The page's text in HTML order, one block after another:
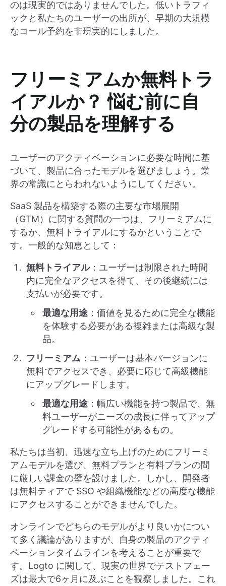
のは現実的ではありませんでした。低いトラフィ
ックと私たちのユーザーの出所が、早期の大規模
なコール予約を非現実的にしました。
フリーミアムか無料トラ
イアルか？ 悩む前に自
分の製品を理解する
ユーザーのアクティベーションに必要な時間に基
づいて、製品に合ったモデルを選びましょう。業
界の常識にとらわれないようにしてください。
SaaS 製品を構築する際の主要な市場展開
（GTM）に関する質問の一つは、フリーミアムに
するか、無料トライアルにするかということで
す。一般的な知恵として：
無料トライアル：ユーザーは制限された時間
内に完全なアクセスを得て、その後継続には
支払いが必要です。
最適な用途 ：価値を見るために完全な機能
を体験する必要がある複雑または高級な製
品。
フリーミアム ：ユーザーは基本バージョンに
無料でアクセスでき、必要に応じて高級機能
にアップグレードします。
最適な用途 ：幅広い機能を持つ製品で、無
料ユーザーがニーズの成長に伴ってアップ
グレードする可能性があるもの。
私たちは当初、迅速な立ち上げのためにフリーミ
アムモデルを選び、無料プランと有料プランの間
に厳しい課金の壁を設けました。しかし、開発者
は無料ティアで SSO や組織機能などの高度な機能
にアクセスすることができませんでした。
オンラインでどちらのモデルがより良いかについ
て多く議論がありますが、自身の製品のアクティ
ベーションタイムラインを考えることが重要で
す。Logto に関して、現実の世界でテストフェー
ズは最大で6ヶ月に及ぶことを観察しました。これ